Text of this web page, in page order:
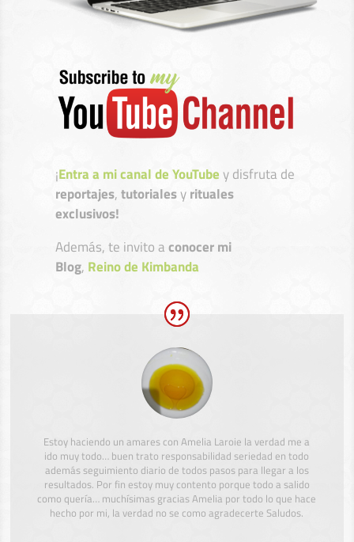
¡Entra a mi canal de YouTubey disfruta de
reportajes,tutorialesyrituales
exclusivos!
Además, te invito aconocer mi
Blog, Reino de Kimbanda
Estoy haciendo un amares con Amelia Laroie la verdad me a
ido muy todo… buen trato responsabilidad seriedad en todo
además seguimiento diario de todos pasos para llegar a los
resultados. Por fin estoy muy contento porque todo a salido
como quería… muchísimas gracias Amelia por todo lo que hace
hecho por mi, la verdad no se como agradecerte Saludos.